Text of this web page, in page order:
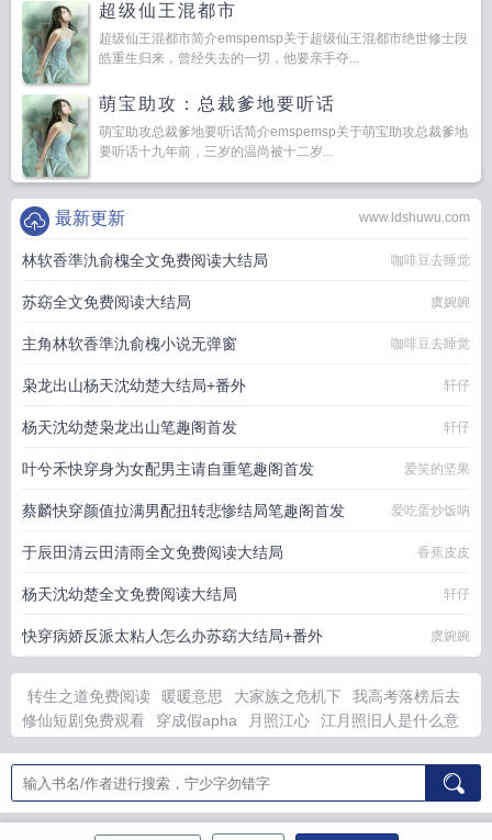
超级仙王混都市
超级仙王混都市简介emspemsp关于超级仙王混都市绝世修士段
皓重生归来，曾经失去的一切，他要亲手夺...
萌宝助攻：总裁爹地要听话
萌宝助攻总裁爹地要听话简介emspemsp关于萌宝助攻总裁爹地
要听话十九年前，三岁的温尚被十二岁...
www.ldshuwu.com
最新更新
林软香準氿俞槐全文免费阅读大结局 咖啡豆去睡觉
苏窈全文免费阅读大结局 虞婉婉
主角林软香準氿俞槐小说无弹窗 咖啡豆去睡觉
枭龙出山杨天沈幼楚大结局+番外 轩仔
杨天沈幼楚枭龙出山笔趣阁首发 轩仔
叶兮禾快穿身为女配男主请自重笔趣阁首发 爱笑的坚果
蔡麟快穿颜值拉满男配扭转悲惨结局笔趣阁首发 爱吃蛋炒饭呐
于辰田清云田清雨全文免费阅读大结局 香蕉皮皮
杨天沈幼楚全文免费阅读大结局 轩仔
快穿病娇反派太粘人怎么办苏窈大结局+番外 虞婉婉
转生之道免费阅读 暖暖意思 大家族之危机下
我高考落榜后去
修仙短剧免费观看
穿成假apha 月照江心
江月照旧人是什么意
的制服控人物介绍
恶女被欺 穿成假私生后我变美了资源
大唐隐
忍二十二年在线阅读
暖暖身 高职教师1993
心与心的链接啥意
思
高职女教师的具体退休年龄是多大
王爷你能不能不撩我30